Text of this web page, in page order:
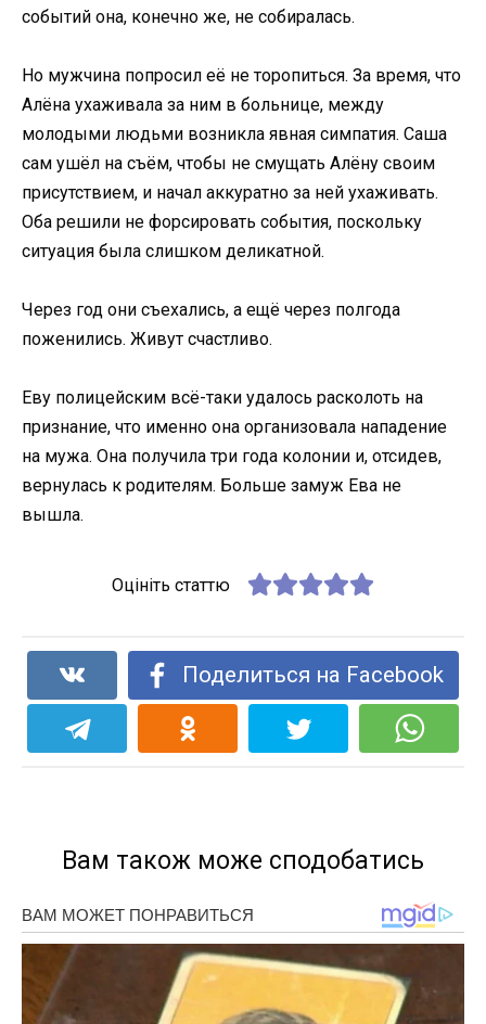
событий она, конечно же, не собиралась.
Но мужчина попросил её не торопиться. За время, что
Алёна ухаживала за ним в больнице, между
молодыми людьми возникла явная симпатия. Саша
сам ушёл на съём, чтобы не смущать Алёну своим
присутствием, и начал аккуратно за ней ухаживать.
Оба решили не форсировать события, поскольку
ситуация была слишком деликатной.
Через год они съехались, а ещё через полгода
поженились. Живут счастливо.
Еву полицейским всё-таки удалось расколоть на
признание, что именно она организовала нападение
на мужа. Она получила три года колонии и, отсидев,
вернулась к родителям. Больше замуж Ева не
вышла.
Оцініть статтю
Поделиться на Facebook
Вам також може сподобатись